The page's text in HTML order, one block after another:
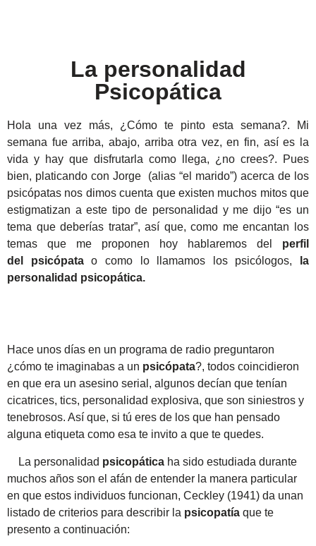
La personalidad
Psicopática
Hola una vez más, ¿Cómo te pinto esta semana?. Mi
semana fue arriba, abajo, arriba otra vez, en fin, así es la
vida y hay que disfrutarla como llega, ¿no crees?. Pues
bien, platicando con Jorge (alias “el marido”) acerca de los
psicópatas nos dimos cuenta que existen muchos mitos que
estigmatizan a este tipo de personalidad y me dijo “es un
tema que deberías tratar”, así que, como me encantan los
temas que me proponen hoy hablaremos del perfil
del
psicópatao como lo llamamos los psicólogos,
la
personalidad psicopática.
Hace unos días en un programa de radio preguntaron
¿cómo te imaginabas a un psicópata?, todos coincidieron
en que era un asesino serial, algunos decían que tenían
cicatrices, tics, personalidad explosiva, que son siniestros y
tenebrosos. Así que, si tú eres de los que han pensado
alguna etiqueta como esa te invito a que te quedes.
La personalidad psicopática ha sido estudiada durante
muchos años son el afán de entender la manera particular
en que estos individuos funcionan, Ceckley (1941) da unan
listado de criterios para describir la psicopatía que te
presento a continuación: